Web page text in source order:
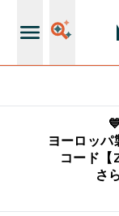
ヨーロッ
コード【
さ